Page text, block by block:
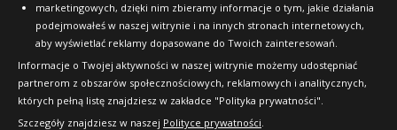
marketingowych, dzięki nim zbieramy informacje o tym, jakie działania
podejmowałeś w naszej witrynie i na innych stronach internetowych,
aby wyświetlać reklamy dopasowane do Twoich zainteresowań.
Informacje o Twojej aktywności w naszej witrynie możemy udostępniać
partnerom z obszarów społecznościowych, reklamowych i analitycznych,
których pełną listę znajdziesz w zakładce "Polityka prywatności".
Szczegóły znajdziesz w naszej Polityce prywatności.
Dostawa
Formy Płatności
Regulamin sklepu
Dlaczego warto kupić w 24opony.pl